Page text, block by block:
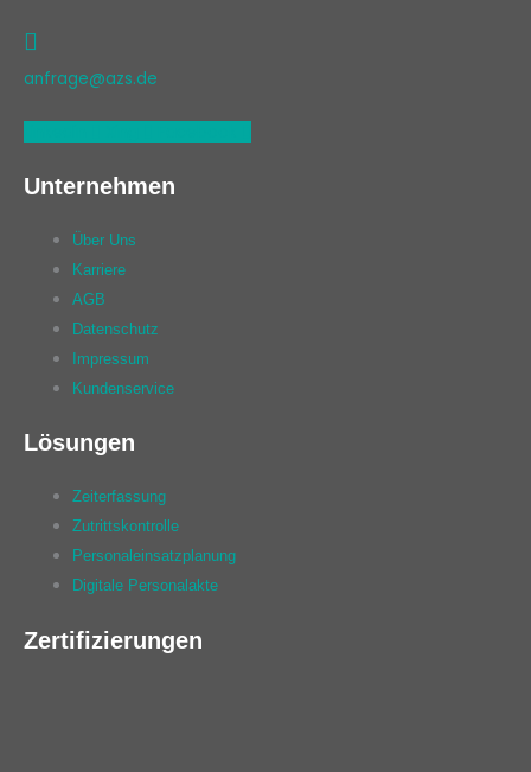
anfrage@azs.de
Unternehmen
Über Uns
Karriere
AGB
Datenschutz
Impressum
Kundenservice
Lösungen
Zeiterfassung
Zutrittskontrolle
Personaleinsatzplanung
Digitale Personalakte
Zertifizierungen